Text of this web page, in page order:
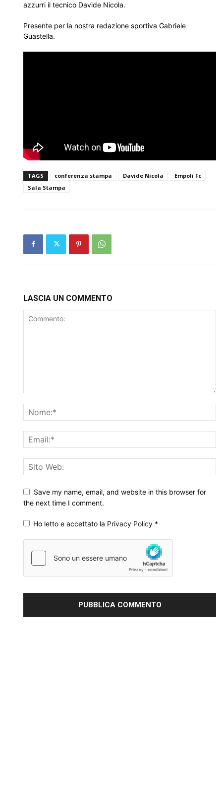
azzurri il tecnico Davide Nicola.
Presente per la nostra redazione sportiva Gabriele
Guastella.
TAGS conferenza stampa Davide Nicola
Empoli Fc
Sala Stampa
LASCIA UN COMMENTO
Save my name, email, and website in this browser for
the next time I comment.
Ho letto e accettato la Privacy Policy *